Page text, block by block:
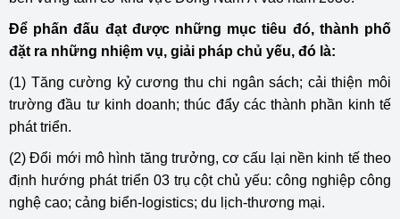
Để phấn đấu đạt được những mục tiêu đó, thành phố
đặt ra những nhiệm vụ, giải pháp chủ yếu, đó là:
(1) Tăng cường kỷ cương thu chi ngân sách; cải thiện môi
trường đầu tư kinh doanh; thúc đẩy các thành phần kinh tế
phát triển.
(2) Đổi mới mô hình tăng trưởng, cơ cấu lại nền kinh tế theo
định hướng phát triển 03 trụ cột chủ yếu: công nghiệp công
nghệ cao; cảng biển-logistics; du lịch-thương mại.